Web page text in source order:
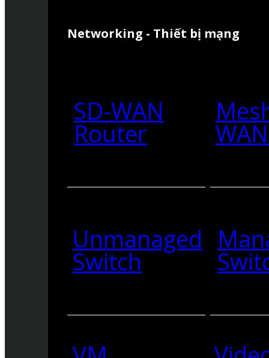
Networking - Thiết bị mạng
SD-WAN
Router
Unmanaged
Switch